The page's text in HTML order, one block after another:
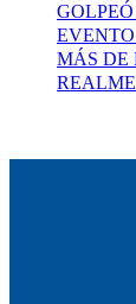
MÁS DE